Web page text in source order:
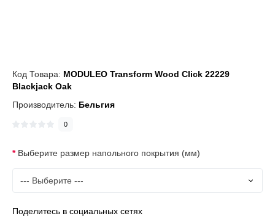
Код Товара: MODULEO Transform Wood Click 22229
Blackjack Oak
Производитель: Бельгия
0
Выберите размер напольного покрытия (мм)
Поделитесь в социальных сетях